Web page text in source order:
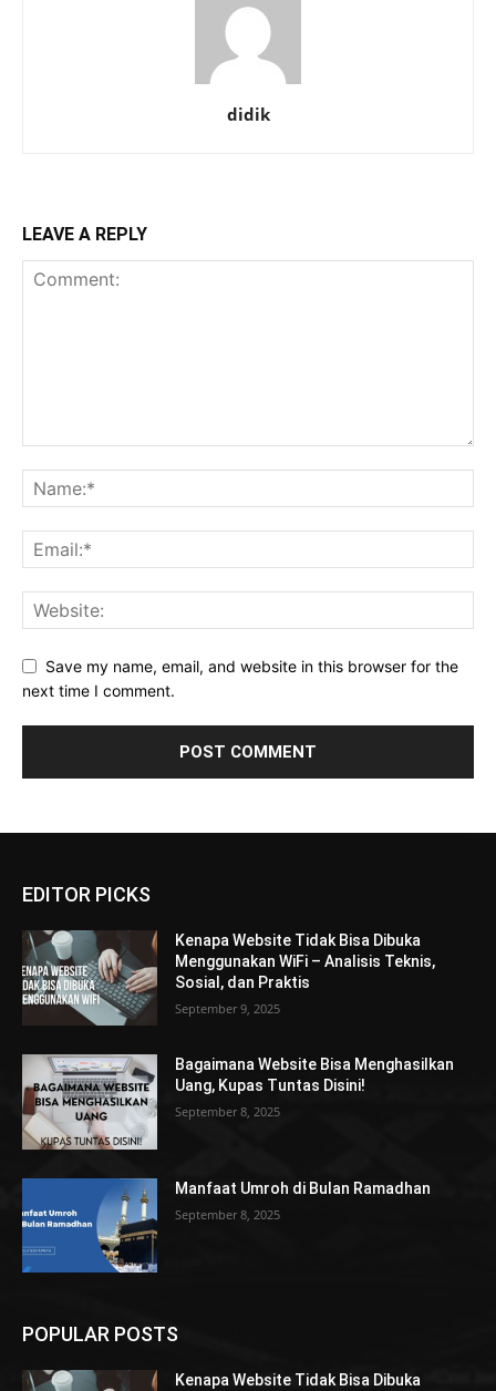
didik
LEAVE A REPLY
Save my name, email, and website in this browser for the
next time I comment.
EDITOR PICKS
Kenapa Website Tidak Bisa Dibuka
Menggunakan WiFi – Analisis Teknis,
Sosial, dan Praktis
September 9, 2025
Bagaimana Website Bisa Menghasilkan
Uang, Kupas Tuntas Disini!
September 8, 2025
Manfaat Umroh di Bulan Ramadhan
September 8, 2025
POPULAR POSTS
Kenapa Website Tidak Bisa Dibuka